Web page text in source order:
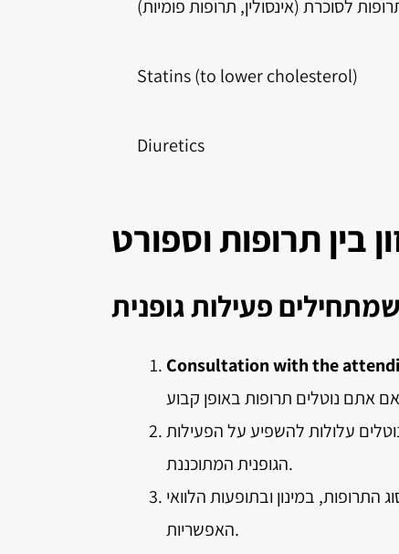
לסוכרת (אינסולין, תרופות פומיות)
Statins (to lower cholesterol)
Diuretics
בין תרופות וספורט
פעילות גופנית
Consultation with the
עלולות להשפיע על הפעילות
הגופנית המתוכננת.
במינון ובתופעות הלוואי
האפשריות.